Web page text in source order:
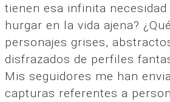
tienen esa infinita necesidad
hurgar en la vida ajena?
personajes grises,
disfrazados de perfiles
Mis seguidores me han
capturas referentes a